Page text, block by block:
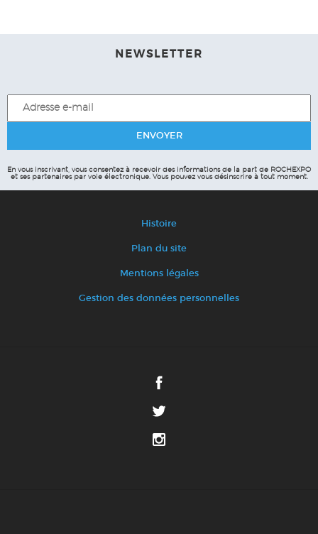
NEWSLETTER
En vous inscrivant, vous consentez à recevoir des informations de la part de ROCHEXPO
et ses partenaires par voie électronique.Vous pouvez vous désinscrire à tout moment.
Histoire
Plan du site
Mentions légales
Gestion des données personnelles